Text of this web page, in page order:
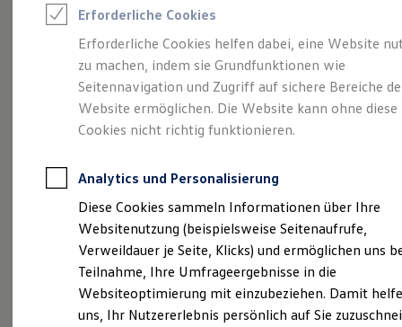
Saisonangebote
Leasing
Leasing-Angebote
Gebrauchtwagen Leasing
Junge Gebrauchtwagen-Leasing
Elektroauto Leasing
Kleinwagen-Leasing
Leasing ohne Anzahlung
Autokredit mit Schlussrate
Versicherungen und Garantien
Kfz-Versicherung
Restschuldversicherungen
Garantien
Wartungsverträge
Geschäftskunden
Professional Class bei Volkswagen
Großkunden
Behörden
Eine Spur Extra. Der
neue vollelektrische
ID. Polo
Erforderliche Cookies
Erforderliche Cookies helfen dabei, eine Website
zu machen, indem sie Grundfunktionen wie
Seitennavigation und Zugriff auf sichere Bereiche
Website ermöglichen. Die Website kann ohne diese
Cookies nicht richtig funktionieren.
Analytics und Personalisierung
Diese Cookies sammeln Informationen über Ihre
Websitenutzung (beispielsweise Seitenaufrufe,
Verweildauer je Seite, Klicks) und ermöglichen uns
Teilnahme, Ihre Umfrageergebnisse in die
Websiteoptimierung mit einzubeziehen. Damit
uns, Ihr Nutzererlebnis persönlich auf Sie